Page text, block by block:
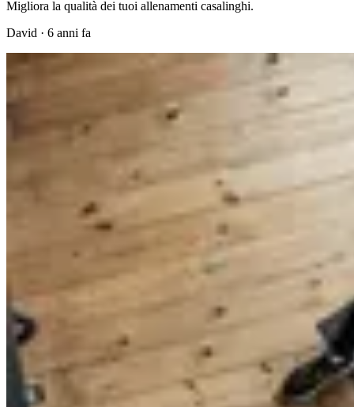
Migliora la qualità dei tuoi allenamenti casalinghi.
David · 6 anni fa